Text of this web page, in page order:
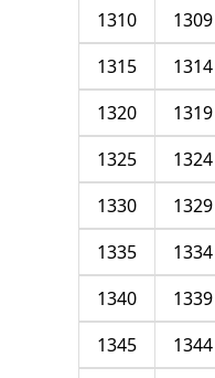
1309
1310
1314
1315
1319
1320
1324
1325
1329
1330
1334
1335
1339
1340
1344
1345